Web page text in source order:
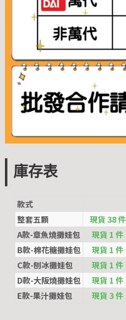
庫存表
款式
整套五顆
現貨 38 件
A款-章魚燒攤娃包
現貨 1 件
B款-棉花糖攤娃包
現貨 1 件
C款-刨冰攤娃包
現貨 1 件
D款-大阪燒攤娃包
現貨 1 件
E款-果汁攤娃包
現貨 3 件